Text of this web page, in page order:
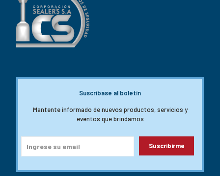
Suscribase al boletín
Mantente informado de nuevos productos, servicios y
eventos que brindamos